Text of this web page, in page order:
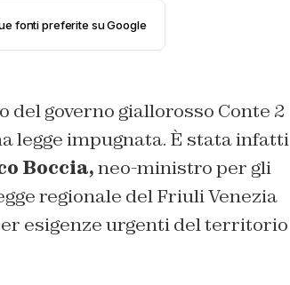
fonti preferite su Google
governo giallorosso Conte 2
legge impugnata. È stata infatti
Boccia,neo-ministro per gli
regionale del Friuli Venezia
esigenze urgenti del territorio